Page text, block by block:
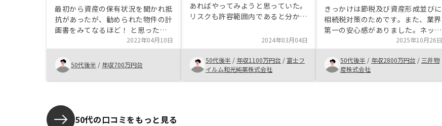
最初から資産の保有状況を聞かれ抵
抗があったが、勧められた物件の計
画書をみてなるほど！ と思った。
もう少しアプローチの仕方は見直し
た方がよいかも？ できれば、この
物件を購入後に行う確定申告の際に
気をつけることなど助言が欲しかっ
た。
2022年04月10日
50代後半 / 年収700万円台
あればやってみようと思っていた。
リスクも許容範囲内であると分か
至るまでの説明をして頂きました。
私が認識不足なこともありました
が、実際に手続きする段階まで聞い
てないことも多くありました。手続
きに関して常識なのかもしれません
2024年03月04日
50代後半 / 年収1100万円台 / 富士フ
イルム和光純薬株式会社
きっかけは節税及び資産形成並びに
相続税対策のためです。また、業界
第一の安心感がありました。ネット
ワークもあり提案力も優れていると
思います。サービスの充実度並びに
長期的に信頼できることが良いかと
思います。
2025年10月26日
50代後半 / 年収2800万円台 / 三井物
産株式会社
50代の口コミをもっと見る